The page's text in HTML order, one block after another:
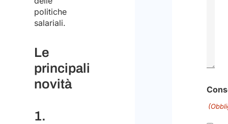
politiche
salariali.
Le
principali
novità
1.